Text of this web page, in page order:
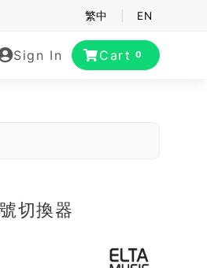
繁中 EN
Sign In Cart 0
切換器